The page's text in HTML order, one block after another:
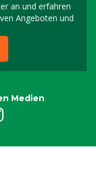
an und erfahren
Angeboten und
Sie sich für
Medien